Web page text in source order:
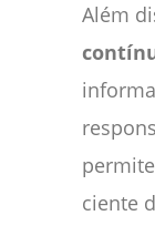
Além
ciente